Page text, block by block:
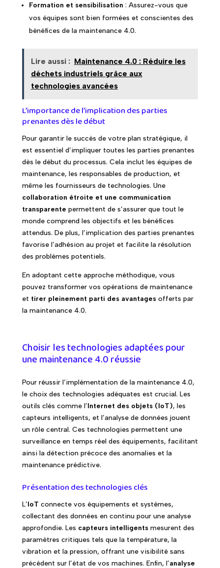
Formation et sensibilisation : Assurez-vous que
vos équipes sont bien formées et conscientes des
bénéfices de la maintenance 4.0.
Lire aussi : Maintenance 4.0 : Réduire les
déchets industriels grâce aux
technologies avancées
L’importance de l’implication des parties
prenantes dès le début
Pour garantir le succès de votre plan stratégique, il
est essentiel d’impliquer toutes les parties prenantes
dès le début du processus. Cela inclut les équipes de
maintenance, les responsables de production, et
même les fournisseurs de technologies. Une
collaboration étroite et une communication
transparente permettent de s’assurer que tout le
monde comprend les objectifs et les bénéfices
attendus. De plus, l’implication des parties prenantes
favorise l’adhésion au projet et facilite la résolution
des problèmes potentiels.
En adoptant cette approche méthodique, vous
pouvez transformer vos opérations de maintenance
et tirer pleinement parti des avantagesofferts par
la maintenance 4.0.
Choisir les technologies adaptées pour
une maintenance 4.0 réussie
Pour réussir l’implémentation de la maintenance 4.0,
le choix des technologies adéquates est crucial. Les
outils clés comme l’Internet des objets (IoT), les
capteurs intelligents, et l’analyse de données jouent
un rôle central. Ces technologies permettent une
surveillance en temps réel des équipements, facilitant
ainsi la détection précoce des anomalies et la
maintenance prédictive.
Présentation des technologies clés
L’IoT connecte vos équipements et systèmes,
collectant des données en continu pour une analyse
approfondie. Les capteurs intelligentsmesurent des
paramètres critiques tels que la température, la
vibration et la pression, offrant une visibilité sans
précédent sur l’état de vos machines. Enfin, l’analyse